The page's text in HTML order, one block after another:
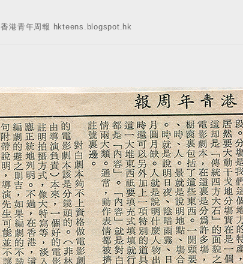
香港青年周報 hkteens.blogspot.hk